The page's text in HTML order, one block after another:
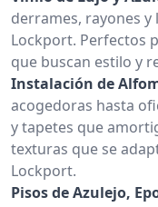
derrames, rayones y
Lockport. Perfectos
que buscan estilo y
Instalación de
acogedoras hasta
y tapetes que
texturas que se
Lockport.
Pisos de Azulejo,